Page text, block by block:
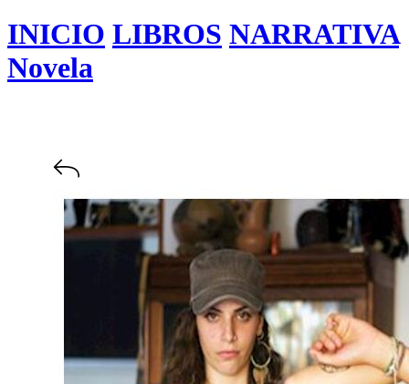
INICIO LIBROS NARRATIVA
Novela